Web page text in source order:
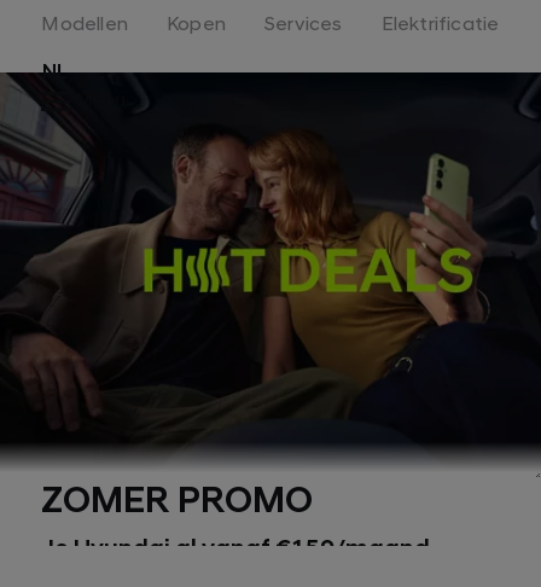
Modellen Kopen Services Elektrificatie
NL
ZOMER PROMO
Je Hyundai al vanaf €159/maand